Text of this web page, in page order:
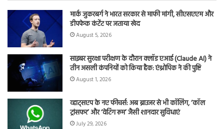
मार्क जुकरबर्ग ने भारत सरकार से माफी मांगी, सीएसएएम और
डीपफेक कंटेंट पर जताया खेद
August 5, 2026
साइबर सुरक्षा परीक्षण के दौरान क्लॉड एआई (Claude AI) ने
तीन असली कंपनियों को किया हैक: एंथ्रोपिक ने की पुष्टि
August 1, 2026
व्हाट्सएप के नए फीचर्स: अब ब्राउजर से भी कॉलिंग, ‘कॉल
ट्रांसफर’ और ‘वेटिंग रूम’ जैसी शानदार सुविधाएं
July 29, 2026